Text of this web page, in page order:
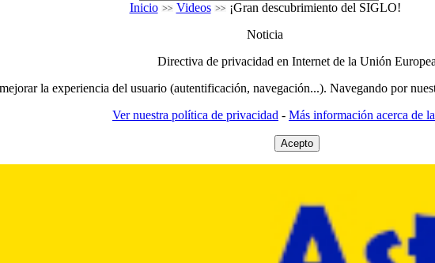
Inicio Videos
¡Gran descubrimiento del SIGLO!
Noticia
Directiva de privacidad en Internet de la Unión Europea
la experiencia del usuario (autentificación, navegación...). Navegando por
Ver nuestra política de privacidad - Más información acerca de
Acepto